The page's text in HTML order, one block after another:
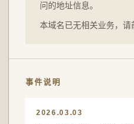
问的地址信息。
本域名已无相关业务，请
事件说明
2026.03.03